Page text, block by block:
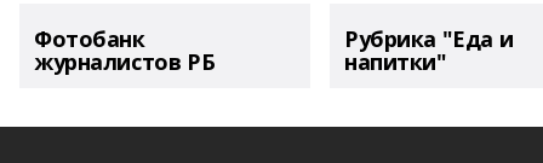
Фотобанк
журналистов РБ
Рубрика "Еда и
напитки"